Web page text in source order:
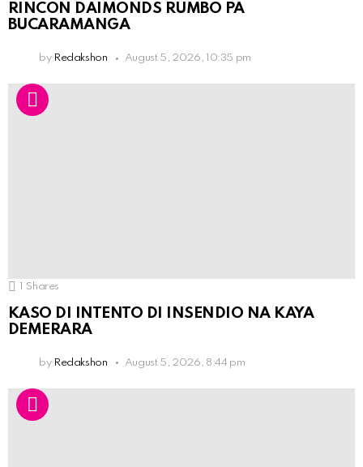
RINCON DAIMONDS RUMBO PA
BUCARAMANGA
by Redakshon August 5, 2026, 10:35 pm
Shares
KASO DI INTENTO DI INSENDIO NA KAYA
DEMERARA
by Redakshon August 5, 2026, 8:44 pm